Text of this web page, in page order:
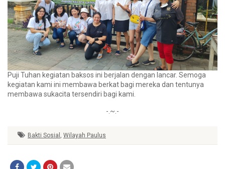
Puji Tuhan kegiatan baksos ini berjalan dengan lancar. Semoga
kegiatan kami ini membawa berkat bagi mereka dan tentunya
membawa sukacita tersendiri bagi kami.
-.~.-
Bakti Sosial Wilayah Paulus